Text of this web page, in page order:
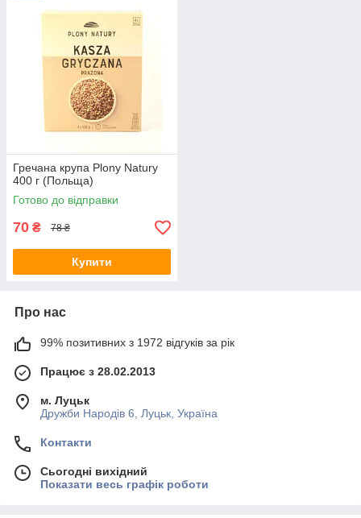
Гречана крупа Plony Natury
400 г (Польща)
Готово до відправки
70 ₴ 78 ₴
Купити
Про нас
99% позитивних з 1972 відгуків за рік
Працює з 28.02.2013
м. Луцьк
Дружби Народів 6, Луцьк, Україна
Контакти
Сьогодні вихідний
Показати весь графік роботи